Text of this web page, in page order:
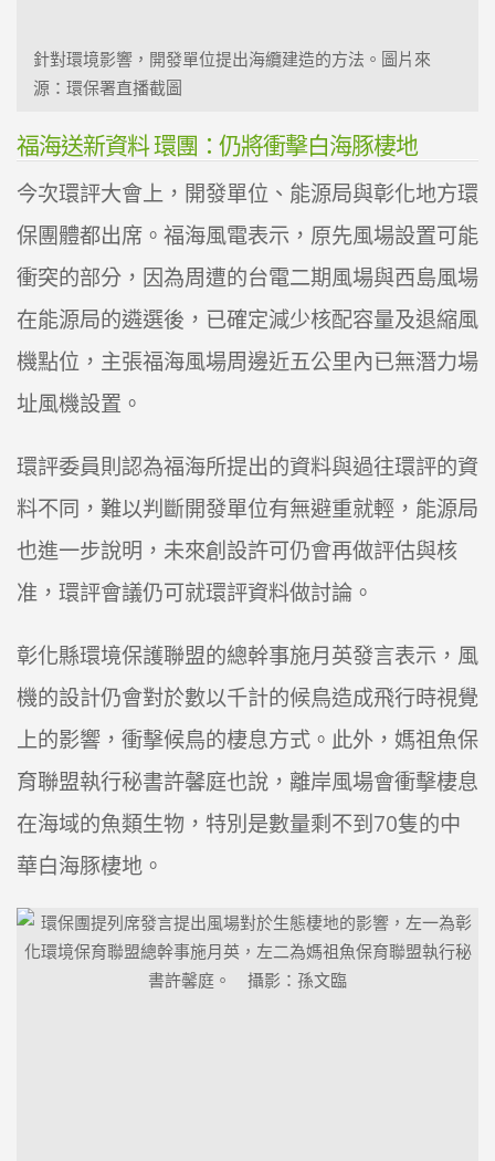
針對環境影響，開發單位提出海纜建造的方法。圖片來
源：環保署直播截圖
福海送新資料 環團：仍將衝擊白海豚棲地
今次環評大會上，開發單位、能源局與彰化地方環
保團體都出席。福海風電表示，原先風場設置可能
衝突的部分，因為周遭的台電二期風場與西島風場
在能源局的遴選後，已確定減少核配容量及退縮風
機點位，主張福海風場周邊近五公里內已無潛力場
址風機設置。
環評委員則認為福海所提出的資料與過往環評的資
料不同，難以判斷開發單位有無避重就輕，能源局
也進一步說明，未來創設許可仍會再做評估與核
准，環評會議仍可就環評資料做討論。
彰化縣環境保護聯盟的總幹事施月英發言表示，風
機的設計仍會對於數以千計的候鳥造成飛行時視覺
上的影響，衝擊候鳥的棲息方式。此外，媽祖魚保
育聯盟執行秘書許馨庭也說，離岸風場會衝擊棲息
在海域的魚類生物，特別是數量剩不到70隻的中
華白海豚棲地。